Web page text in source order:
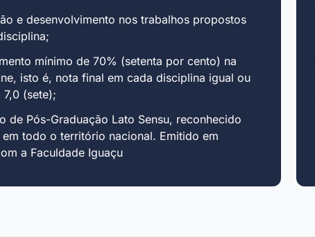
e desenvolvimento nos trabalhos propostos
mínimo de 70% (setenta por cento) na
isto é, nota final em cada disciplina igual ou
(sete);
de Pós-Graduação Lato Sensu, reconhecido
em todo o território nacional. Emitido em
a Faculdade Iguaçu